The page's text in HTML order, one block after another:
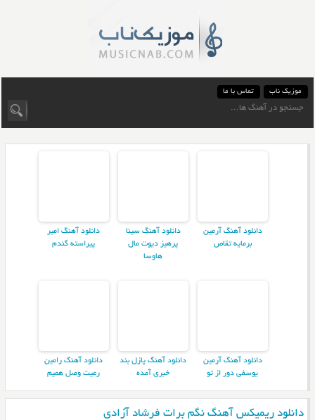
موزیک ناب تماس با ما
دانلود آهنگ آرمین
برمایه تقاص
دانلود آهنگ سینا
پرهیز دیوت مال
هاوسا
دانلود آهنگ امیر
پیراسته گندم
دانلود آهنگ آرمین
یوسفی دور از تو
دانلود آهنگ پازل بند
خبری آمده
دانلود آهنگ رامین
رعیت وصل همیم
دانلود ریمیکس آهنگ نگم برات فرشاد آزادی